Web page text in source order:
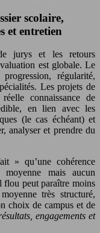
scolaire,
et entretien
jurys et les retours
est globale. Le
régularité,
Les projets de
connaissance de
en lien avec les
(le cas échéant) et
analyser et prendre du
» qu’une cohérence
mais aucun
flou peut paraître moins
très structuré,
choix de campus et de
engagements et